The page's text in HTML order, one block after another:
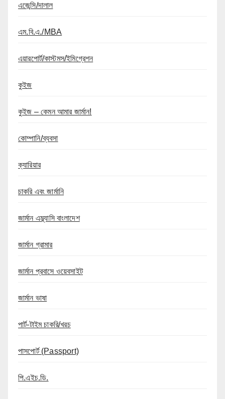
এজেন্সি/দালাল
এম.বি.এ./MBA
এয়ারপোর্ট/কাস্টমস/ইমিগ্রেশন
কুইজ
কুইজ – কেমন আমার জার্মান!
কোম্পানি/ব্যবসা
ক্যারিয়ার
চাকরি এবং জার্মানি
জার্মান এম্ব্যাসি বাংলাদেশ
জার্মান গ্রামার
জার্মান প্রবাসে ওয়েবসাইট
জার্মান ভাষা
পার্ট-টাইম চাকরি/খরচ
পাসপোর্ট (Passport)
পি.এইচ.ডি.